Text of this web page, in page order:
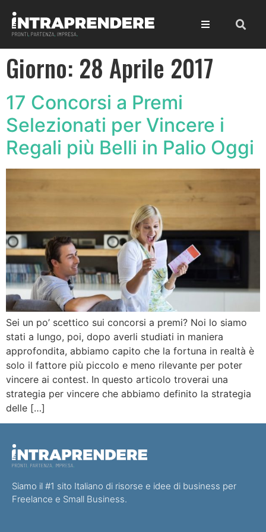
Giorno: 28 Aprile 2017
17 Concorsi a Premi
Selezionati per Vincere i
Regali più Belli in Palio Oggi
Sei un po’ scettico sui concorsi a premi? Noi lo siamo
stati a lungo, poi, dopo averli studiati in maniera
approfondita, abbiamo capito che la fortuna in realtà è
solo il fattore più piccolo e meno rilevante per poter
vincere ai contest. In questo articolo troverai una
strategia per vincere che abbiamo definito la strategia
delle […]
Siamo il #1 sito Italiano di risorse e idee di business per
Freelance e Small Business.